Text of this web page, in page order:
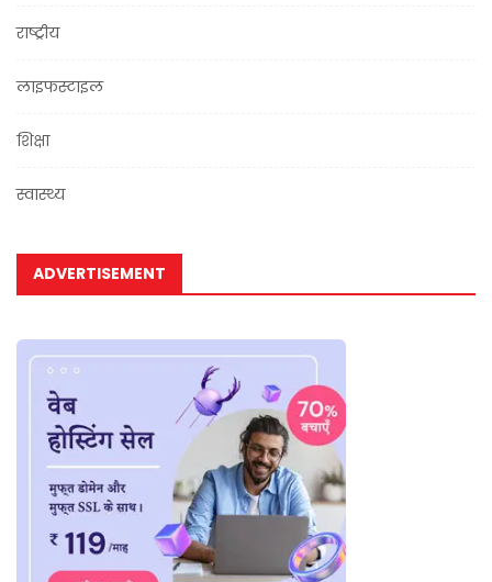
राष्ट्रीय
लाइफस्टाइल
शिक्षा
स्वास्थ्य
ADVERTISEMENT